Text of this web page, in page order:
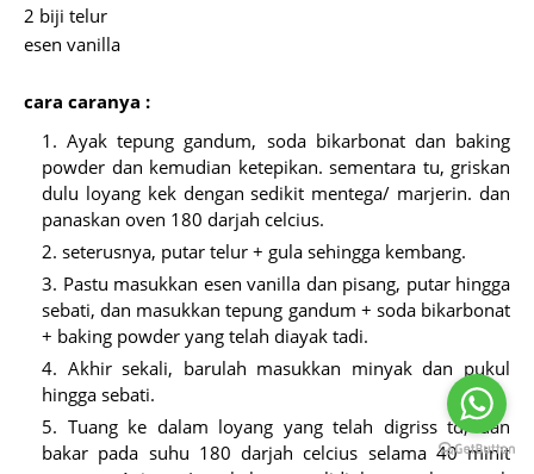
2 biji telur
esen vanilla
cara caranya :
Ayak tepung gandum, soda bikarbonat dan baking
powder dan kemudian ketepikan. sementara tu, griskan
dulu loyang kek dengan sedikit mentega/ marjerin. dan
panaskan oven 180 darjah celcius.
seterusnya, putar telur + gula sehingga kembang.
Pastu masukkan esen vanilla dan pisang, putar hingga
sebati, dan masukkan tepung gandum + soda bikarbonat
+ baking powder yang telah diayak tadi.
Akhir sekali, barulah masukkan minyak dan pukul
hingga sebati.
Tuang ke dalam loyang yang telah digriss td, dan
bakar pada suhu 180 darjah celcius selama 40 minit